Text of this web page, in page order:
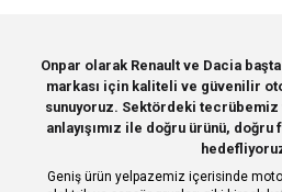
Ürün resmi kalitesiz, bozuk veya
Ürün açıklamasında eksik bilgiler
Ürün bilgilerinde hatalar bulunuyor.
Ürün fiyatı diğer sitelerden daha pahalı.
Bu ürüne benzer farklı alternatifler
Deneyimini
Onpar olarak Renault ve Dacia
markası için kaliteli ve güvenilir
sunuyoruz. Sektördeki tecrübemiz
anlayışımız ile doğru ürünü,
Geniş ürün yelpazemiz içerisinde